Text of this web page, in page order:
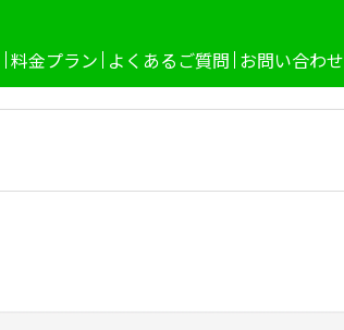
料金プラン よくあるご質問 お問い合わせ